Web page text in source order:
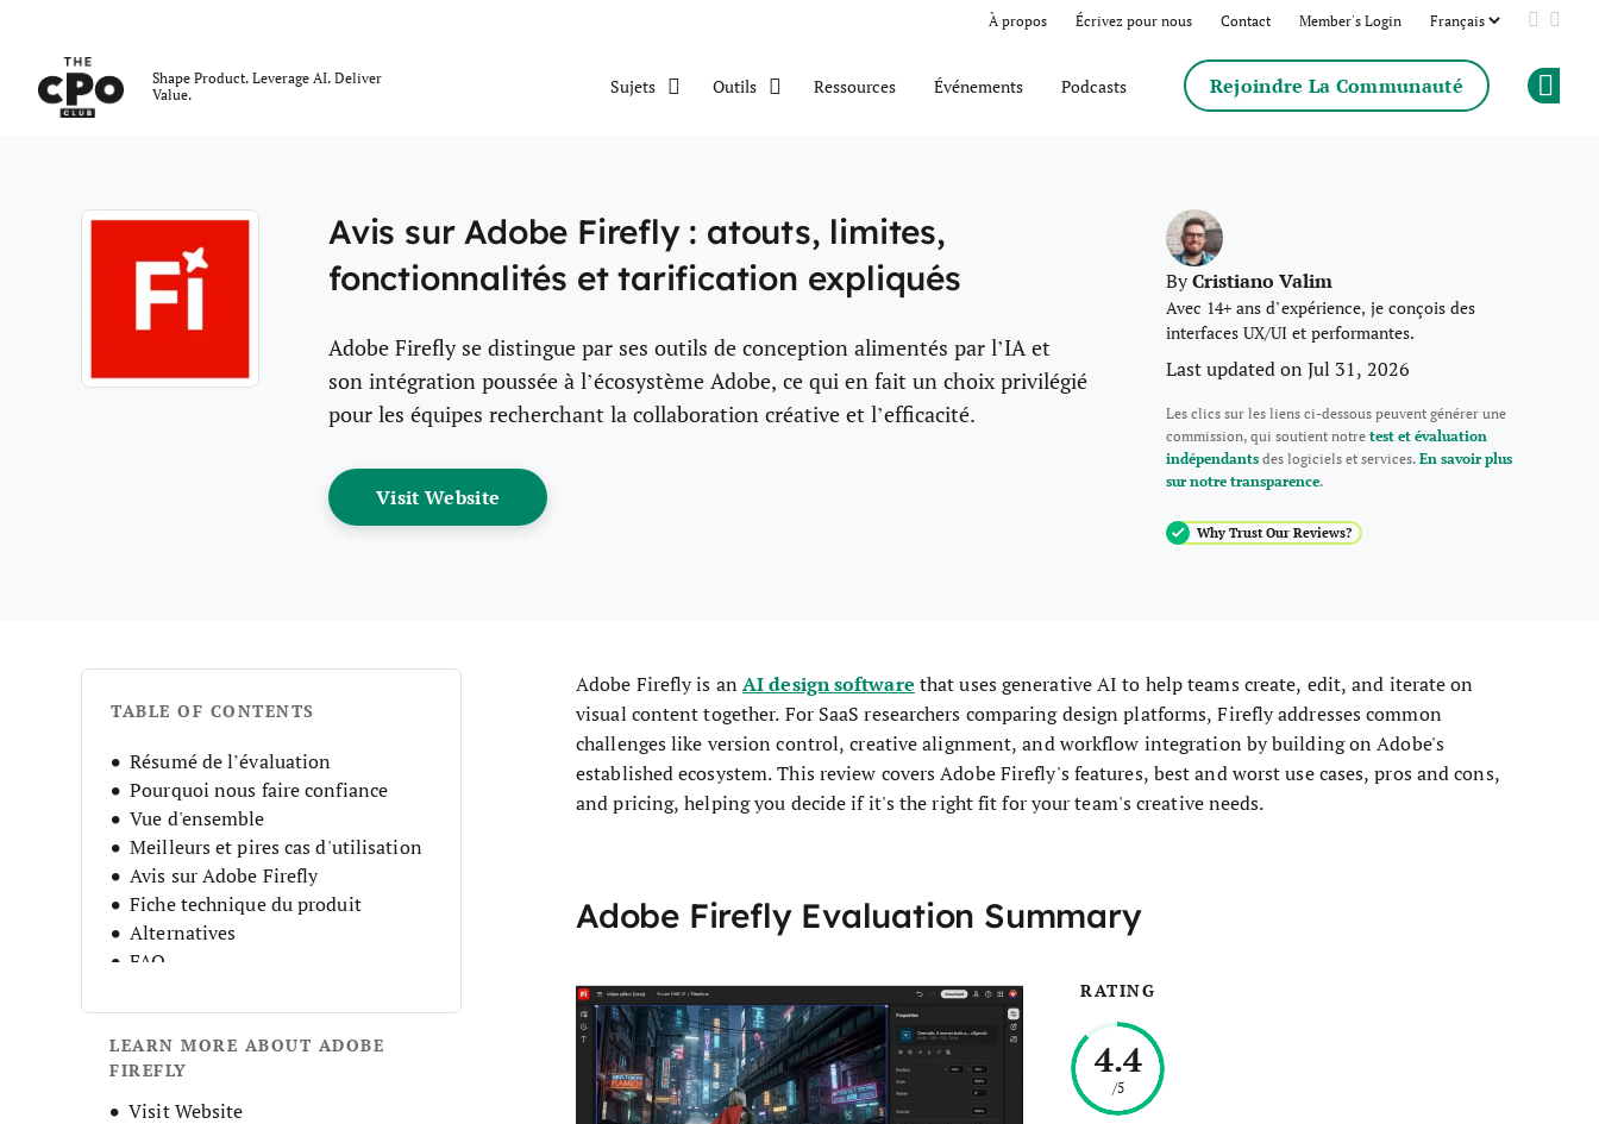
À propos Écrivez pour nous Contact Member's Login Add us
Shape Product. Leverage AI. Deliver
Value.
Sujets Outils Ressources Événements Podcasts Rejoindre La Communauté
Avis sur Adobe Firefly : atouts, limites,
fonctionnalités et tarification expliqués
Adobe Firefly se distingue par ses outils de conception alimentés par l’IA et
son intégration poussée à l’écosystème Adobe, ce qui en fait un choix privilégié
pour les équipes recherchant la collaboration créative et l’efficacité.
Visit Website Opens New Window
ByCristiano Valim
Avec 14+ ans d’expérience, je conçois des
interfaces UX/UI et performantes.
Last updated on Jul 31, 2026
Les clics sur les liens ci-dessous peuvent générer une
commission, qui soutient notretest et évaluation
indépendantsdes logiciels et services.En savoir plus
sur notre transparence.
Why Trust Our Reviews?
TABLE OF CONTENTS
Résumé de l’évaluation
Pourquoi nous faire confiance
Vue d'ensemble
Meilleurs et pires cas d'utilisation
Avis sur Adobe Firefly
Fiche technique du produit
Alternatives
FAQ
LEARN MORE ABOUT ADOBE
FIREFLY
Visit Website
Opens new window
Adobe Firefly is an AI design software that uses generative AI to help teams create, edit, and iterate on
visual content together. For SaaS researchers comparing design platforms, Firefly addresses common
challenges like version control, creative alignment, and workflow integration by building on Adobe's
established ecosystem. This review covers Adobe Firefly's features, best and worst use cases, pros and cons,
and pricing, helping you decide if it's the right fit for your team's creative needs.
Adobe Firefly Evaluation Summary
RATING
4.4
/5